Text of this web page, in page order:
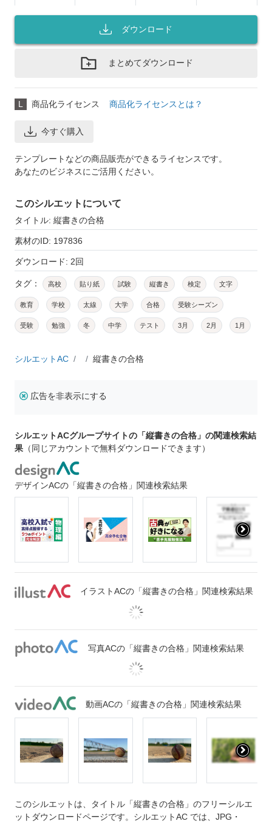
ダウンロード
まとめてダウンロード
L 商品化ライセンス 商品化ライセンスとは？
今すぐ購入
テンプレートなどの商品販売ができるライセンスです。
あなたのビジネスにご活用ください。
このシルエットについて
タイトル: 縦書きの合格
素材のID: 197836
ダウンロード: 2回
タグ： 高校 貼り紙 試験 縦書き 検定 文字
教育 学校 太線 大学 合格 受験シーズン
受験 勉強 冬 中学 テスト 3月 2月 1月
シルエットAC 縦書きの合格
広告を非表示にする
シルエットACグループサイトの「縦書きの合格」の関連検索結
果 （同じアカウントで無料ダウンロードできます）
デザインACの「縦書きの合格」関連検索結果
イラストACの「縦書きの合格」関連検索結果
写真ACの「縦書きの合格」関連検索結果
動画ACの「縦書きの合格」関連検索結果
このシルエットは、タイトル「縦書きの合格」のフリーシルエ
ットダウンロードページです。シルエットAC では、JPG・